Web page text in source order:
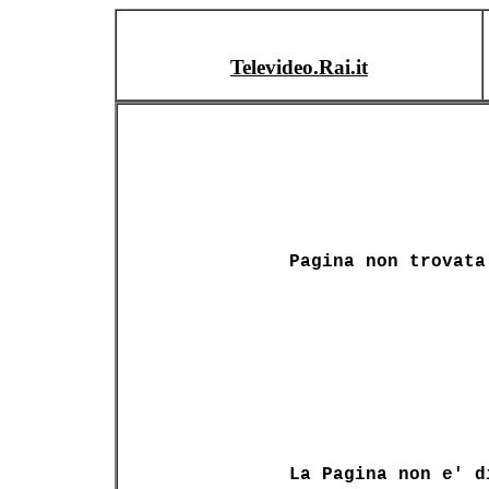
Televideo.Rai.it
Pagina non trovata
La Pagina non e'